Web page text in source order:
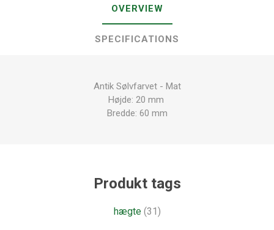
OVERVIEW
SPECIFICATIONS
Antik Sølvfarvet - Mat
Højde: 20 mm
Bredde: 60 mm
Produkt tags
hægte (31)